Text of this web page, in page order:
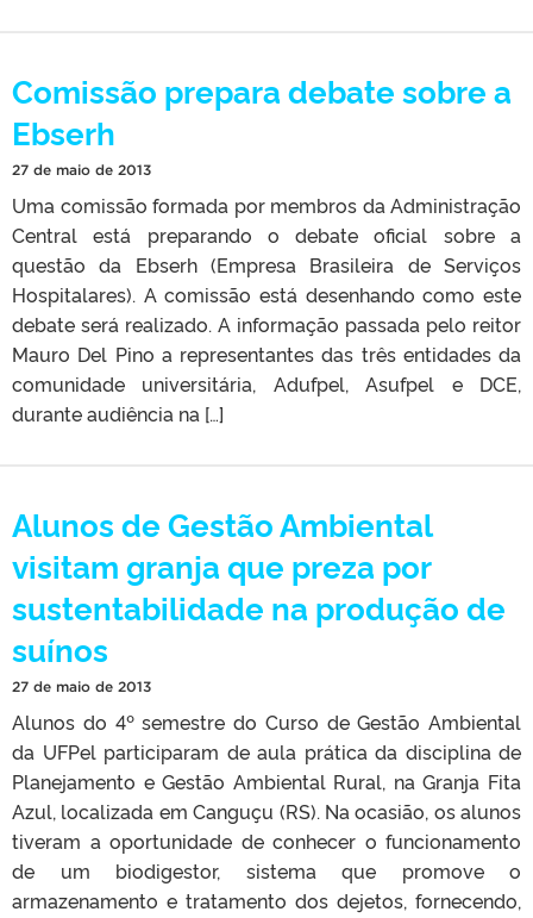
Comissão prepara debate sobre a
Ebserh
27 de maio de 2013
Uma comissão formada por membros da Administração
Central está preparando o debate oficial sobre a
questão da Ebserh (Empresa Brasileira de Serviços
Hospitalares). A comissão está desenhando como este
debate será realizado. A informação passada pelo reitor
Mauro Del Pino a representantes das três entidades da
comunidade universitária, Adufpel, Asufpel e DCE,
durante audiência na […]
Alunos de Gestão Ambiental
visitam granja que preza por
sustentabilidade na produção de
suínos
27 de maio de 2013
Alunos do 4º semestre do Curso de Gestão Ambiental
da UFPel participaram de aula prática da disciplina de
Planejamento e Gestão Ambiental Rural, na Granja Fita
Azul, localizada em Canguçu (RS). Na ocasião, os alunos
tiveram a oportunidade de conhecer o funcionamento
de um biodigestor, sistema que promove o
armazenamento e tratamento dos dejetos, fornecendo,